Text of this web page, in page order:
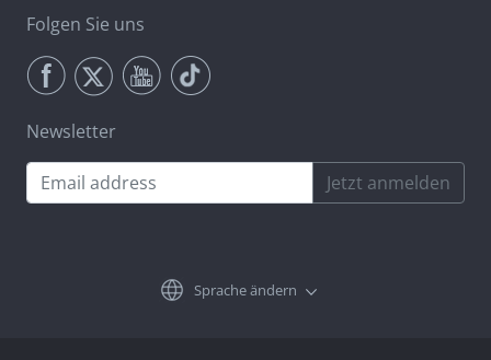
Folgen Sie uns
Newsletter
Jetzt anmelden
Sprache ändern